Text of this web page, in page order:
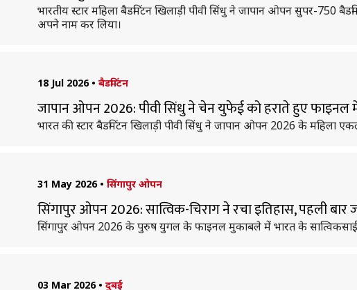
भारतीय स्टार महिला बैडमिंटन खिलाड़ी पीवी सिंधु ने जापान ओपन सुपर-750
अपने नाम कर लिया।
18 Jul 2026 • बैडमिंटन
जापान ओपन 2026: पीवी सिंधु ने चेन युफेई को हराते हुए फाइनल
भारत की स्टार बैडमिंटन खिलाड़ी पीवी सिंधु ने जापान ओपन 2026 के महिला
31 May 2026 • सिंगापुर ओपन
सिंगापुर ओपन 2026: सात्विक-चिराग ने रचा इतिहास, पहली
सिंगापुर ओपन 2026 के पुरुष युगल के फाइनल मुकाबले में भारत के
03 Mar 2026 • दुबई